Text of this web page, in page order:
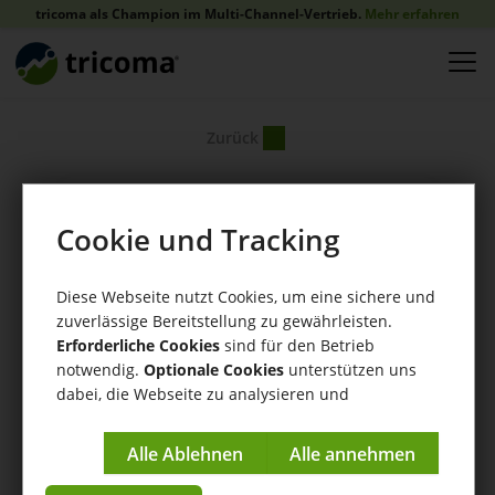
tricoma als Champion im Multi-Channel-Vertrieb. Mehr erfahren
Cookie und Tracking
Diese Webseite nutzt Cookies, um eine sichere und
zuverlässige Bereitstellung zu gewährleisten.
Erforderliche Cookies sind für den Betrieb
notwendig. Optionale Cookies unterstützen uns
dabei, die Webseite zu analysieren und
Impressum| Datenschutzerklärung